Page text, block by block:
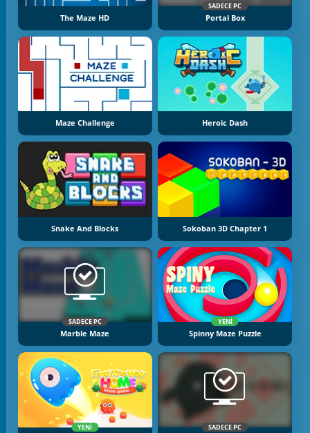
The Maze HD
SADECE PC
Portal Box
Maze Challenge Heroic Dash
Snake And Blocks Sokoban 3D Chapter 1
SADECE PC
Marble Maze
YENI
Spinny Maze Puzzle
YENI SADECE PC